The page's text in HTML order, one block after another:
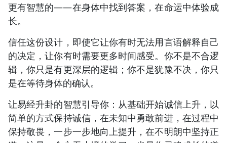
更有智慧的——在身体中找到答案，在命运中体验成
长。
信任这份设计，即使它让你有时无法用言语解释自己
的决定，让你有时需要更多时间感受。你不是不合逻
辑，你只是有更深层的逻辑；你不是犹豫不决，你只
是在等待身体的确认。
让易经升卦的智慧引导你：从基础开始诚信上升，以
简单的方式保持诚信，在未知中勇敢前进，在过程中
保持敬畏，一步一步地向上提升，在不明朗中坚持正